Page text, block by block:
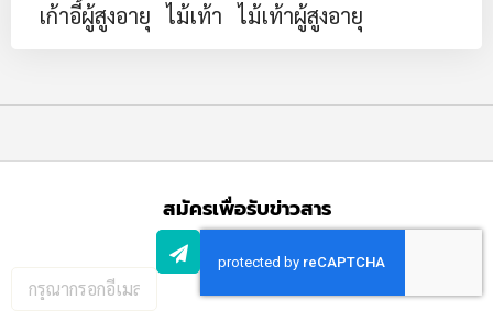
เก้าอี้ผู้สูงอายุ ไม้เท้า ไม้เท้าผู้สูงอายุ
สมัครเพื่อรับข่าวสาร
อีเมล